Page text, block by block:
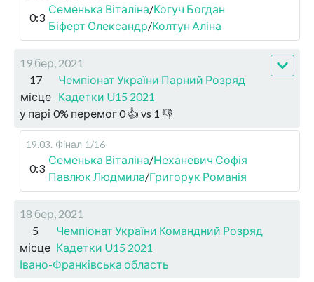
0:3
Семенька Віталіна/Когуч Богдан
Біферт Олександр/Колтун Аліна
19 бер, 2021
17
місце
Чемпіонат України Парний Розряд
Кадетки U15 2021
у парі 0% перемог0👍 vs 1 👎
19.03. Фінал 1/16
0:3
Семенька Віталіна/Неханевич Софія
Павлюк Людмила/Григорук Романія
18 бер, 2021
5
місце
Чемпіонат України Командний Розряд
Кадетки U15 2021
Івано-Франківська область